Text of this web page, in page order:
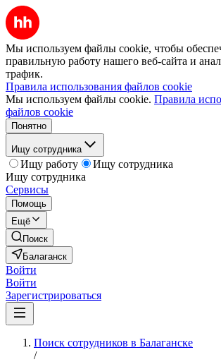
Мы используем файлы cookie, чтобы
правильную работу нашего веб-сайта и
трафик.
Правила использования файлов cookie
Мы используем файлы cookie. Правила
файлов cookie
Понятно
Ищу сотрудника
Ищу работу
Ищу сотрудника
Ищу сотрудника
Сервисы
Помощь
Ещё
Поиск
Балаганск
Войти
Войти
Зарегистрироваться
Поиск сотрудников в Балаганске
/